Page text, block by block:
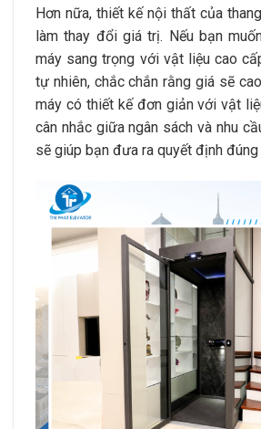
Hơn nữa, thiết kế nội thất của
làm thay đổi giá trị. Nếu bạn
máy sang trọng với vật liệu cao
tự nhiên, chắc chắn rằng giá sẽ
máy có thiết kế đơn giản với vật
cân nhắc giữa ngân sách và nhu
sẽ giúp bạn đưa ra quyết định đúng